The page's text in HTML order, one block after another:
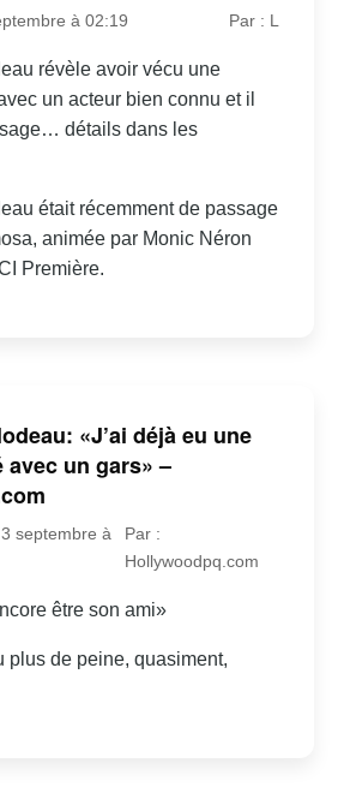
à 02:19 Par : L
révèle avoir vécu une
un acteur bien connu et il
détails dans les
était récemment de passage
animée par Monic Néron
Première.
«J’ai déjà eu une
avec un gars» –
septembre à
Par :
Hollywoodpq.com
être son ami»
plus de peine, quasiment,